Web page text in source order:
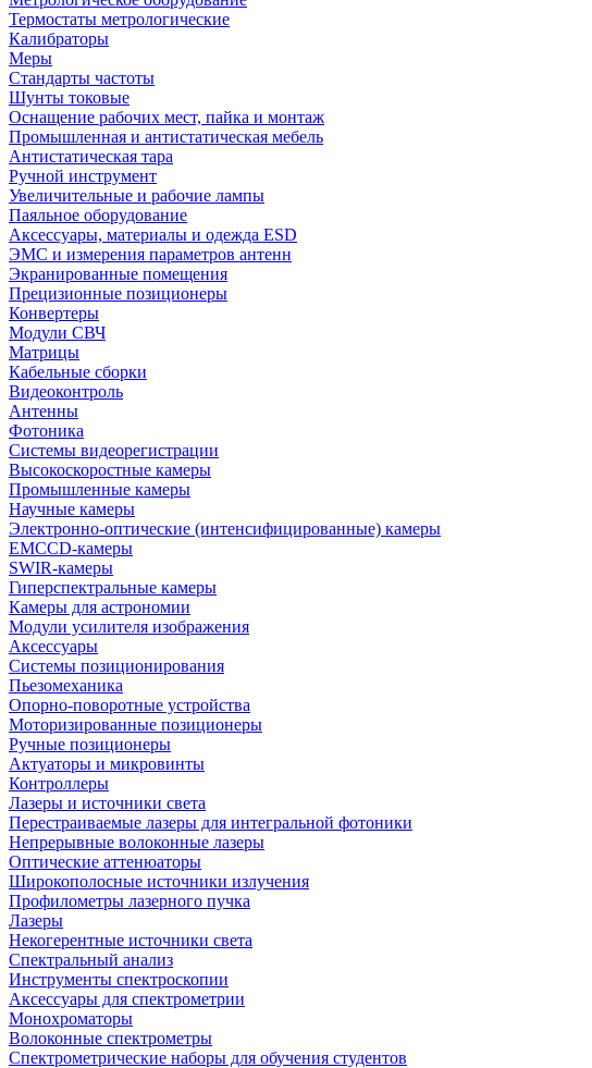
Термостаты метрологические
Калибраторы
Меры
Стандарты частоты
Шунты токовые
Оснащение рабочих мест, пайка и монтаж
Промышленная и антистатическая мебель
Антистатическая тара
Ручной инструмент
Увеличительные и рабочие лампы
Паяльное оборудование
Аксессуары, материалы и одежда ESD
ЭМС и измерения параметров антенн
Экранированные помещения
Прецизионные позиционеры
Конвертеры
Модули СВЧ
Матрицы
Кабельные сборки
Видеоконтроль
Антенны
Фотоника
Cистемы видеорегистрации
Высокоскоростные камеры
Промышленные камеры
Научные камеры
Электронно-оптические (интенсифицированные) камеры
EMCCD-камеры
SWIR-камеры
Гиперспектральные камеры
Камеры для астрономии
Модули усилителя изображения
Аксессуары
Системы позиционирования
Пьезомеханика
Опорно-поворотные устройства
Моторизированные позиционеры
Ручные позиционеры
Актуаторы и микровинты
Контроллеры
Лазеры и источники света
Перестраиваемые лазеры для интегральной фотоники
Непрерывные волоконные лазеры
Оптические аттенюаторы
Широкополосные источники излучения
Профилометры лазерного пучка
Лазеры
Некогерентные источники света
Спектральный анализ
Инструменты спектроскопии
Аксессуары для спектрометрии
Монохроматоры
Волоконные спектрометры
Спектрометрические наборы для обучения студентов